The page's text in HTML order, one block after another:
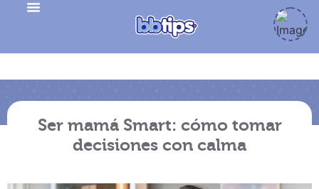
Ser mamá Smart: cómo tomar
decisiones con calma